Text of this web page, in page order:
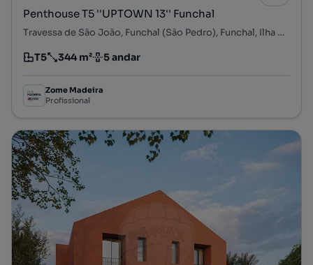
Penthouse T5 ''UPTOWN 13'' Funchal
Travessa de São João, Funchal (São Pedro), Funchal, Ilha da Madeira
Tipologia
T5
Preço por metro quadrado
344 m²
Andar 5 andar
Zome Madeira
Profissional